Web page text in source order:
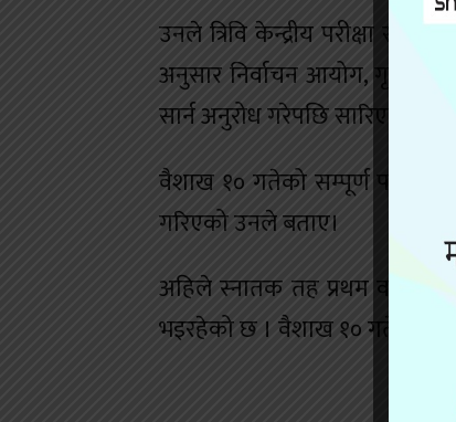
उनले त्रिवि केन्द्रीय परीक्षा
अनुसार निर्वाचन आयोग, गृह
सार्न अनुरोध गरेपछि सारिएको हो।
वैशाख १० गतेको सम्पूर्ण परीक्षा
गरिएको उनले बताए।
अहिले स्नातक तह प्रथम वर्षको
भइरहेको छ । वैशाख १० गते चितवन